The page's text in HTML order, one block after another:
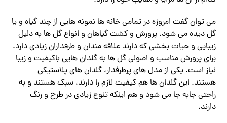
می توان گفت امروزه در تمامی خانه ها نمونه هایی از چند گیاه و یا
گل دیده می شود. پرورش و کشت گیاهان و انواع گل ها به دلیل
زیبایی و حیات بخشی که دارند علاقه مندان و طرفداران زیادی دارد.
برای پرورش مناسب و اصولی گل ها به گلدان هایی باکیفیت و زیبا
نیاز است. یکی از مدل های پرطرفدار، گلدان های پلاستیکی
هستند. این گلدان ها هم کیفیت لازم را دارند، سبک هستند و به
راحتی جابه جا می شود و هم اینکه تنوع زیادی در طرح و رنگ
دارند.